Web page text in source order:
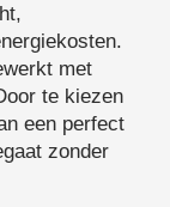
met
te kiezen
een perfect
zonder